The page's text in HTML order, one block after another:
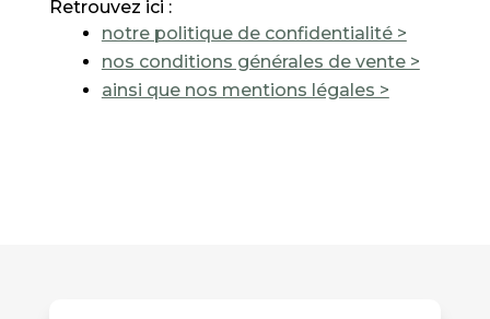
Retrouvez ici :
notre politique de confidentialité >
nos conditions générales de vente >
ainsi que nos mentions légales >